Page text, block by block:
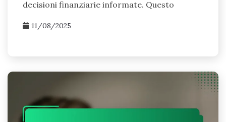
decisioni finanziarie informate. Questo
11/08/2025